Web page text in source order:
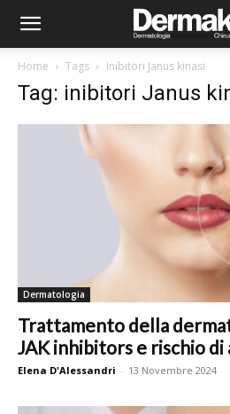
Home Tags Inibitori Janus kinasi
Tag: inibitori Janus
Dermatologia
Trattamento della
JAK inhibitors e rischio di
Elena D'Alessandri - 13 Novembre 2024